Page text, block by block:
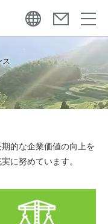
ス
的な企業価値の向上を
に努めています。